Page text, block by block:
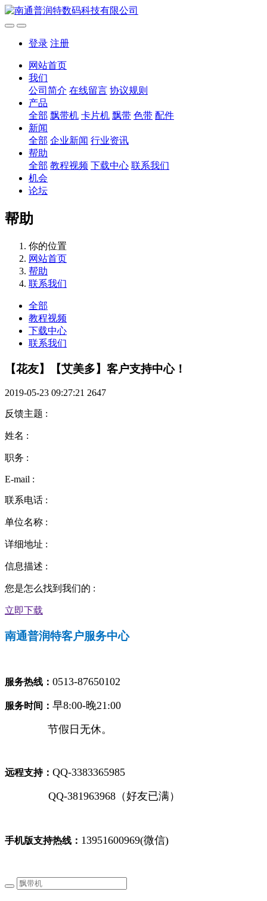
登录 注册
网站首页
我们
公司简介 在线留言 协议规则
产品
全部 飘带机 卡片机 飘带 色带 配件
新闻
全部 企业新闻 行业资讯
帮助
全部 教程视频 下载中心 联系我们
机会
论坛
帮助
你的位置
网站首页
帮助
联系我们
全部
教程视频
下载中心
联系我们
【花友】【艾美多】客户支持中心！
2019-05-23 09:27:21 2647
反馈主题 :
姓名 :
职务 :
E-mail :
联系电话 :
单位名称 :
详细地址 :
信息描述 :
您是怎么找到我们的 :
立即下载
南通普润特客户服务中心
服务热线： 0513-87650102
服务时间： 早8:00-晚21:00
节假日无休。
远程支持： QQ-3383365985
QQ-381963968（好友已满）
手机版支持热线： 13951600969(微信)